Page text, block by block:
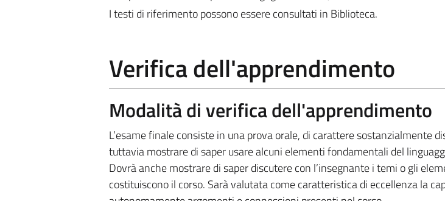
I testi di riferimento possono essere consultati in Biblioteca.
Verifica dell'apprendimento
Modalità di verifica dell'apprendimento
L’esame finale consiste in una prova orale, di carattere sostanzialmente
tuttavia mostrare di saper usare alcuni elementi fondamentali del
Dovrà anche mostrare di saper discutere con l’insegnante i temi o gli
costituiscono il corso. Sarà valutata come caratteristica di eccellenza la